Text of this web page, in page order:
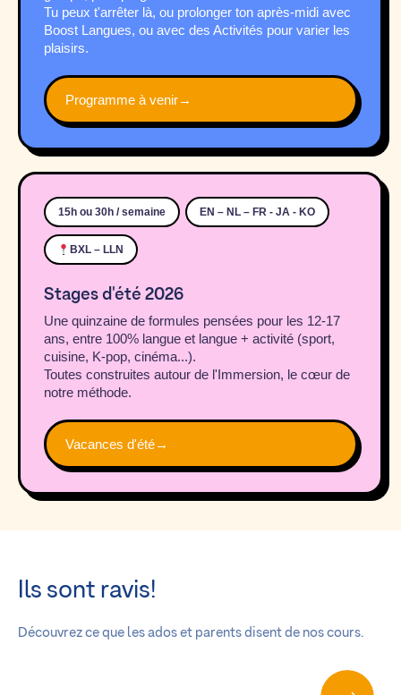
Tu peux t'arrêter là, ou prolonger ton après-midi avec
Boost Langues, ou avec des Activités pour varier les
plaisirs.
Programme à venir→
15h ou 30h / semaine EN – NL – FR - JA - KO
BXL – LLN
Stages d'été 2026
Une quinzaine de formules pensées pour les 12-17
ans, entre 100% langue et langue + activité (sport,
cuisine, K-pop, cinéma...).
Toutes construites autour de l'Immersion, le cœur de
notre méthode.
Vacances d'été→
Ils sont ravis!
Découvrez ce que les ados et parents disent de nos cours.